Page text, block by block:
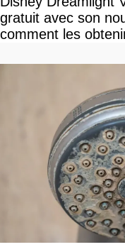
gratuit avec son
comment les